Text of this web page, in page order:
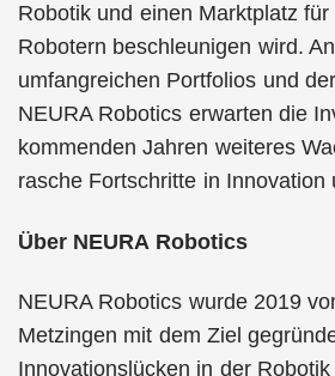
Robotik und einen Marktplatz
Robotern beschleunigen wird.
umfangreichen Portfolios und
NEURA Robotics erwarten die
kommenden Jahren weiteres
rasche Fortschritte in Innovation
Über NEURA Robotics
NEURA Robotics wurde 2019
Metzingen mit dem Ziel
Innovationslücken in der